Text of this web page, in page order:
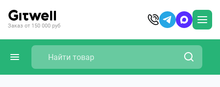
Заказ от 150 000 руб